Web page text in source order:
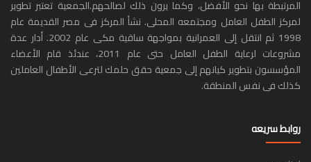
المرتبطة بها نحو الأفضل، وكما يرون ذلك لصالحهم.الجمعية تعتبر تطوير
لمركز الطفل العامل ومجتمعه المحلى. نشأ المركز فى مصر القديمة عام
1998 ثم انتقل إلى العمرانية بمواجهة ساقية مكى عام 2002. أدار عدة
مشروعات لرعاية الطفل العامل حتى عام 2011، عندئذ قام الأعضاء
المؤسسون بتطوير كيانهم إلى جمعية حقق حلمك لترعى الأطفال العاملين
كذلك فى نفس المنطقة.
روابط سريعه